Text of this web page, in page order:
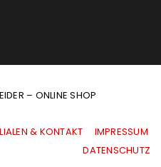
– ONLINE SHOP
& KONTAKT
IMPRESSUM
|DATENSCHUTZ